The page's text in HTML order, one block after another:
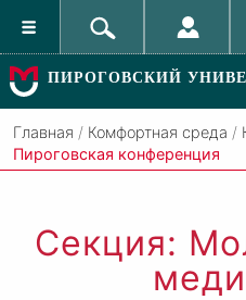
ПИРОГОВСКИЙ
Главная / Комфортная среда /
Пироговская конференция
Секция: